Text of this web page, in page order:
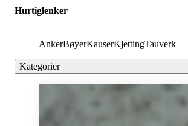
Hurtiglenker
AnkerBøyerKauserKjettingTauverk
Kategorier